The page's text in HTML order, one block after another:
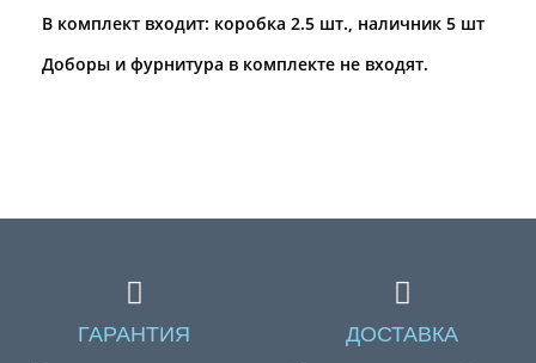
В комплект входит: коробка 2.5 шт., наличник 5 шт
Доборы и фурнитура в комплекте не входят.
ГАРАНТИЯ ДОСТАВКА